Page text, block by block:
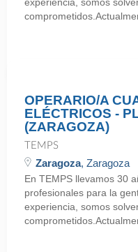
OPERARIO/A
ELÉCTRICOS -
(ZARAGOZA)
TEMPS
Zaragoza, Zaragoza
En TEMPS llevamos 30
profesionales para la
experiencia, somos